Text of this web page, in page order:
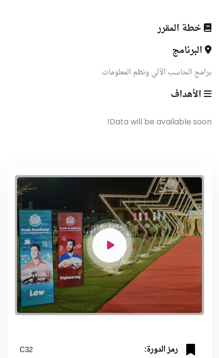
خطة المقرر
البرنامج
برامج الحاسب اﻵلي ونظم المعلومات
الأهداف
Data will be available soon!
رمز الدورة: C32